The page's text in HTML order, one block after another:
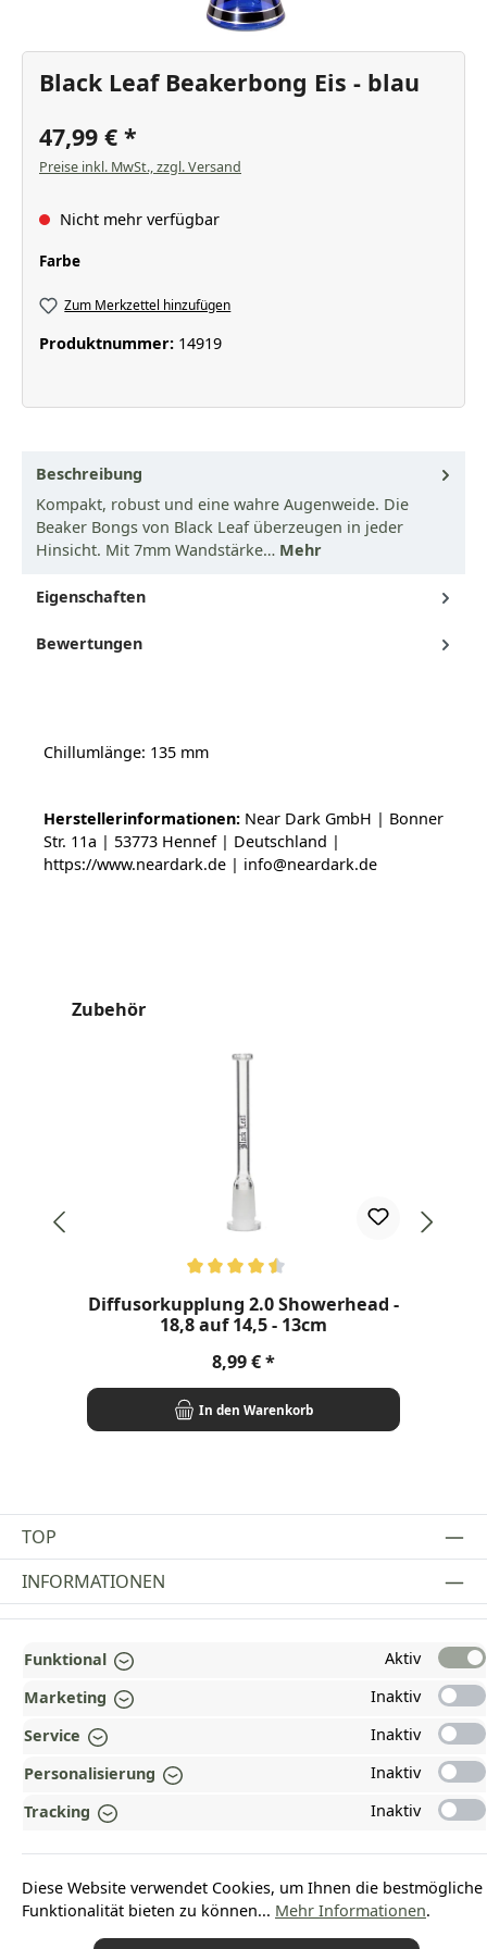
Black Leaf Beakerbong Eis - blau
47,99 €
Preise inkl. MwSt., zzgl. Versand
Nicht mehr verfügbar
Farbeauswählen
Zum Merkzettel hinzufügen
Produktnummer: 14919
Beschreibung
Kompakt, robust und eine wahre Augenweide. Die
Beaker Bongs von Black Leaf überzeugen in jeder
Hinsicht. Mit 7mm Wandstärke… Mehr
Eigenschaften
Bewertungen
Chillumlänge: 135 mm
Herstellerinformationen: Near Dark GmbH | Bonner
Str. 11a | 53773 Hennef | Deutschland |
https://www.neardark.de | info@neardark.de
Produktgalerie überspringen
Zubehör
Diffusorkupplung 2.0 Showerhead -
18,8 auf 14,5 - 13cm
Regulärer Preis:
8,99 €
In den Warenkorb
TOP
Vertrag widerrufen
INFORMATIONEN
GESETZLICHE INFORMATIONEN
ZAHLUNGS- UND VERSANDARTEN
AUSGEZEICHNET UND ZERTIFIZIERT!
WARUM HEAD-SHOP.DE?
UNSERE COMMUNITIES
Funktional
Aktiv
Marketing
Inaktiv
Service
Inaktiv
Personalisierung
Inaktiv
Tracking
Inaktiv
Diese Website verwendet Cookies, um Ihnen die bestmögliche
Funktionalität bieten zu können... Mehr Informationen.